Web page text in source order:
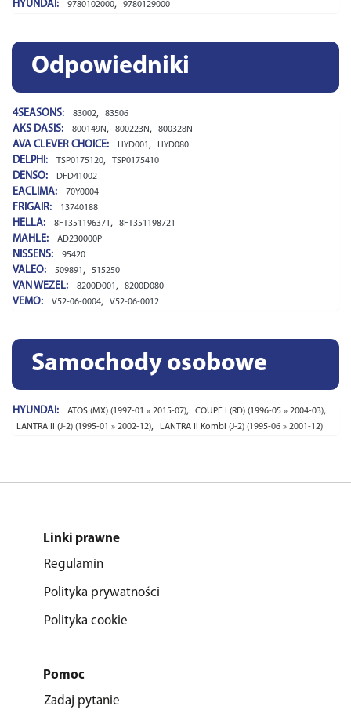
HYUNDAI: 9780102000, 9780129000
Odpowiedniki
4SEASONS: 83002, 83506
AKS DASIS: 800149N, 800223N, 800328N
AVA CLEVER CHOICE: HYD001 , HYD080
DELPHI: TSP0175120, TSP0175410
DENSO: DFD41002
EACLIMA: 70Y0004
FRIGAIR: 13740188
HELLA: 8FT351196371 , 8FT351198721
MAHLE: AD230000P
NISSENS: 95420
VALEO: 509891 , 515250
VAN WEZEL: 8200D001 , 8200D080
VEMO: V52-06-0004, V52-06-0012
Samochody osobowe
HYUNDAI: ATOS (MX) (1997-01 » 2015-07), COUPE I (RD) (1996-05 » 2004-03),
LANTRA II (J-2) (1995-01 » 2002-12), LANTRA II Kombi (J-2) (1995-06 » 2001-12)
Linki prawne
Regulamin
Polityka prywatności
Polityka cookie
Pomoc
Zadaj pytanie